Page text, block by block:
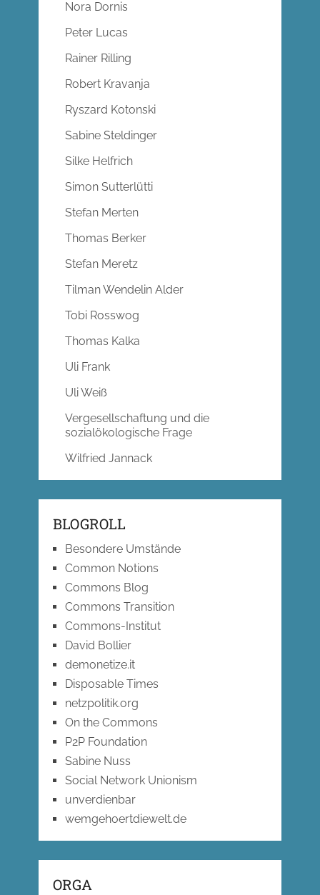
Nora Dornis
Peter Lucas
Rainer Rilling
Robert Kravanja
Ryszard Kotonski
Sabine Steldinger
Silke Helfrich
Simon Sutterlütti
Stefan Merten
Thomas Berker
Stefan Meretz
Tilman Wendelin Alder
Tobi Rosswog
Thomas Kalka
Uli Frank
Uli Weiß
Vergesellschaftung und die
sozialökologische Frage
Wilfried Jannack
BLOGROLL
Besondere Umstände
Common Notions
Commons Blog
Commons Transition
Commons-Institut
David Bollier
demonetize.it
Disposable Times
netzpolitik.org
On the Commons
P2P Foundation
Sabine Nuss
Social Network Unionism
unverdienbar
wemgehoertdiewelt.de
ORGA